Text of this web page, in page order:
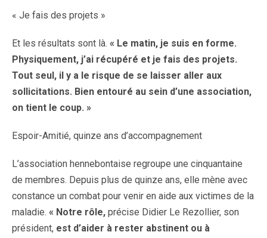
« Je fais des projets »
Et les résultats sont là. « Le matin, je suis en forme.
Physiquement, j’ai récupéré et je fais des projets.
Tout seul, il y a le risque de se laisser aller aux
sollicitations. Bien entouré au sein d’une association,
on tient le coup. »
Espoir-Amitié, quinze ans d’accompagnement
L’association hennebontaise regroupe une cinquantaine
de membres. Depuis plus de quinze ans, elle mène avec
constance un combat pour venir en aide aux victimes de la
maladie. « Notre rôle, précise Didier Le Rezollier, son
président, est d’aider à rester abstinent ou à